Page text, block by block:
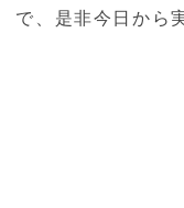
で、是非今日から